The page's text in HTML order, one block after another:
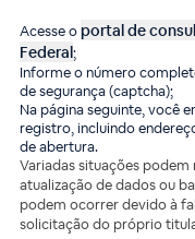
Acesse oportal de
Federal;
Informe o número
de segurança (captcha);
Na página seguinte, você
registro, incluindo
de abertura.
Variadas situações
atualização de dados ou
podem ocorrer devido à
solicitação do próprio